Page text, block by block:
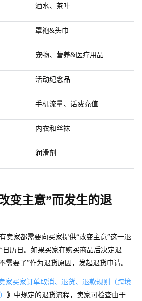
酒水、茶叶
罩袍&头巾
宠物、营养&医疗用品
活动纪念品
手机流量、话费充值
内衣和丝袜
润滑剂
变主意”而发生的退
有卖家都需要向买家提供“改变主意”这一退
日历日。如果买家在购买商品后决定退
需要了”作为退货原因，发起退货申请。
家买家订单取消、退货、退款规则（跨境
》 中规定的退货流程，卖家可检查由于